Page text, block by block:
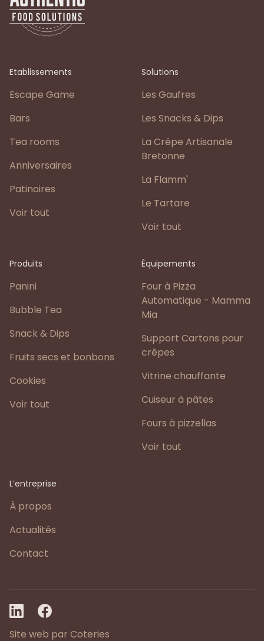
Etablissements
Escape Game
Bars
Tea rooms
Anniversaires
Patinoires
Voir tout
Solutions
Les Gaufres
Les Snacks & Dips
La Crêpe Artisanale
Bretonne
La Flamm'
Le Tartare
Voir tout
Produits
Panini
Bubble Tea
Snack & Dips
Fruits secs et bonbons
Cookies
Voir tout
Équipements
Four à Pizza
Automatique - Mamma
Mia
Support Cartons pour
crêpes
Vitrine chauffante
Cuiseur à pâtes
Fours à pizzellas
Voir tout
L’entreprise
À propos
Actualités
Contact
Site web par Coteries